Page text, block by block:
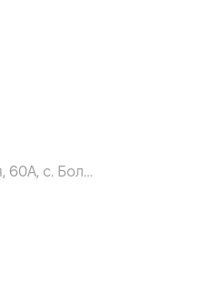
вул. Большая Кольцевая, 60А, с. Большая Кольцевая